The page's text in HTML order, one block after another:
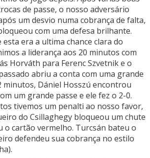
de passe, o nosso adversário
um desvio numa cobrança de falta,
com uma defesa brilhante.
era a ultima chance clara do
a liderança aos 20 minutos com
Horváth para Ferenc Szvetnik e o
abriu a conta com uma grande
minutos, Dániel Hosszú encontrou
um grande passe e ele fez o 2-0.
tivemos um penalti ao nosso favor,
do Csillaghegy bloqueou um chute
o cartão vermelho. Turcsán bateu o
defendeu sua cobrança no estilo